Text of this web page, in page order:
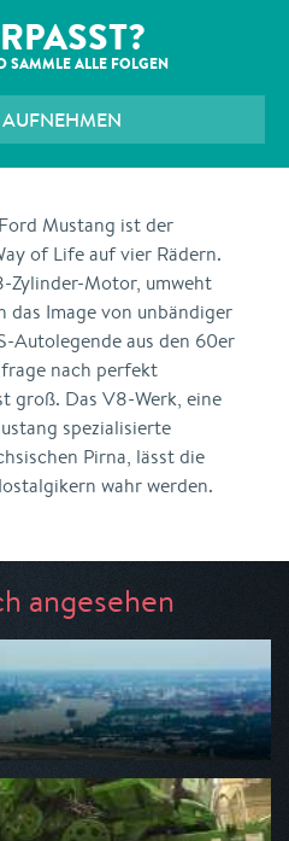
SAMMLE ALLE FOLGEN
AUFNEHMEN
Mustang ist der
of Life auf vier Rädern.
Zylinder-Motor, umweht
das Image von unbändiger
Autolegende aus den 60er
nach perfekt
groß. Das V8-Werk, eine
spezialisierte
Pirna, lässt die
wahr werden.
angesehen